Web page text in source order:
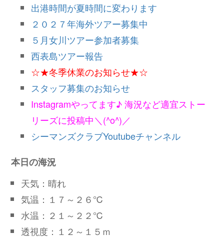
出港時間が夏時間に変わります
２０２７年海外ツアー募集中
５月女川ツアー参加者募集
西表島ツアー報告
☆★冬季休業のお知らせ★☆
スタッフ募集のお知らせ
Instagramやってます♪ 海況など適宜ストー
リーズに投稿中＼(^o^)／
シーマンズクラブYoutubeチャンネル
本日の海況
天気：晴れ
気温：１７～２６℃
水温：２１～２２℃
透視度：１２～１５ｍ